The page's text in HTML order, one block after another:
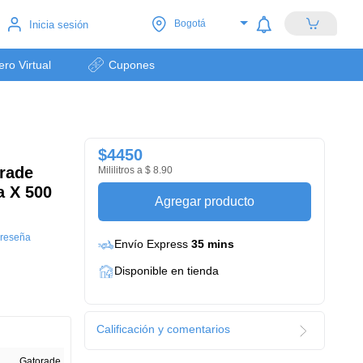
Inicia sesión Bogotá
Virtual Cupones
X 500
$4450
Mililitros a $ 8.90
Agregar producto
Envío Express 35 mins
Disponible en tienda
Calificación y comentarios